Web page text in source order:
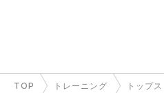
TOP トレーニング トップス